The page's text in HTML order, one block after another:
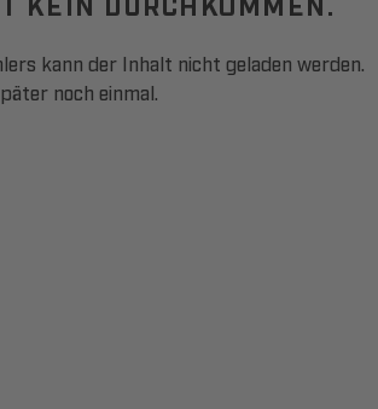
kann der Inhalt nicht geladen werden.
noch einmal.